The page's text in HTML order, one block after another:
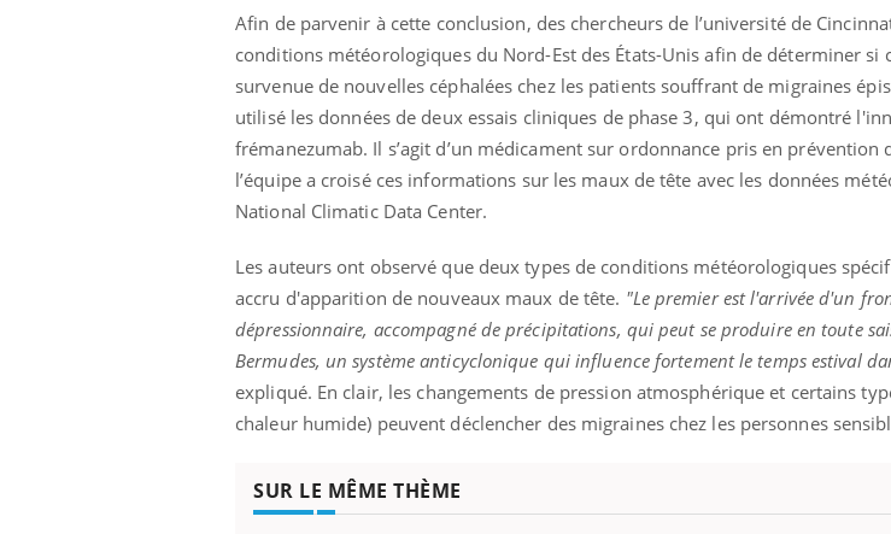
Afin de parvenir à cette conclusion, des chercheurs de l’université de
conditions météorologiques du Nord-Est des États-Unis afin de déterminer si
survenue de nouvelles céphalées chez les patients souffrant de migraines
utilisé les données de deux essais cliniques de phase 3, qui ont démontré
frémanezumab. Il s’agit d’un médicament sur ordonnance pris en prévention
l’équipe a croisé ces informations sur les maux de tête avec les données
National Climatic Data Center.
Les auteurs ont observé que deux types de conditions météorologiques
accru d'apparition de nouveaux maux de tête. "Le premier est l'arrivée d'un
dépressionnaire, accompagné de précipitations, qui peut se produire en toute
Bermudes, un système anticyclonique qui influence fortement le temps estival
expliqué. En clair, les changements de pression atmosphérique et certains
chaleur humide) peuvent déclencher des migraines chez les personnes
SUR LE MÊME THÈME